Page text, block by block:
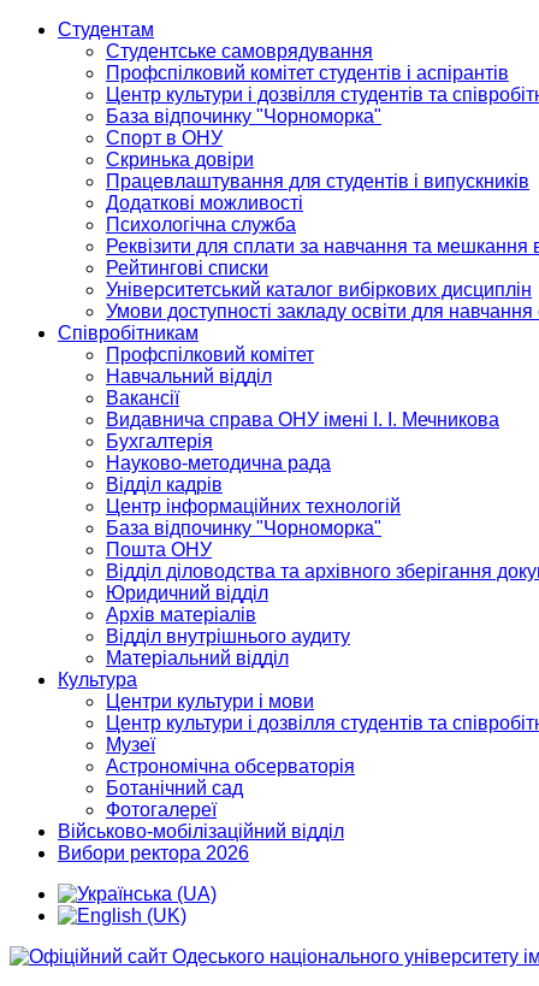
Студентам
Студентське самоврядування
Профспілковий комітет студентів і аспірантів
Центр культури і дозвілля студентів та
База відпочинку "Чорноморка"
Спорт в ОНУ
Скринька довіри
Працевлаштування для студентів і випускників
Додаткові можливості
Психологічна служба
Реквізити для сплати за навчання та мешкання
Рейтингові списки
Університетський каталог вибіркових дисциплін
Умови доступності закладу освіти для
Співробітникам
Профспілковий комітет
Навчальний відділ
Вакансії
Видавнича справа ОНУ імені І. І. Мечникова
Бухгалтерія
Науково-методична рада
Відділ кадрів
Центр інформаційних технологій
База відпочинку "Чорноморка"
Пошта ОНУ
Відділ діловодства та архівного зберігання
Юридичний відділ
Архів матеріалів
Відділ внутрішнього аудиту
Матеріальний відділ
Культура
Центри культури і мови
Центр культури і дозвілля студентів та
Музеї
Астрономічна обсерваторія
Ботанічний сад
Фотогалереї
Військово-мобілізаційний відділ
Вибори ректора 2026